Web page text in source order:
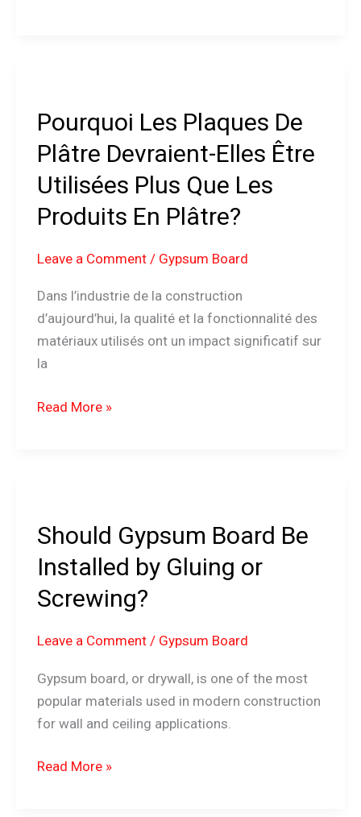
Pourquoi Les Plaques De
Plâtre Devraient-Elles Être
Utilisées Plus Que Les
Produits En Plâtre?
Leave a Comment / Gypsum Board
Dans l’industrie de la construction
d’aujourd’hui, la qualité et la fonctionnalité des
matériaux utilisés ont un impact significatif sur
la
Plaques
De
Plâtre
Devraient-
Elles
Utilisées
Que
Les
Produits
En
Read More »
Should Gypsum Board Be
Installed by Gluing or
Screwing?
Leave a Comment / Gypsum Board
Gypsum board, or drywall, is one of the most
popular materials used in modern construction
for wall and ceiling applications.
Board
Be
Installed
by
or
Read More »